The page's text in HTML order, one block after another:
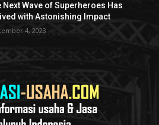
Next Wave of Superheroes Has
with Astonishing Impact
4, 2023